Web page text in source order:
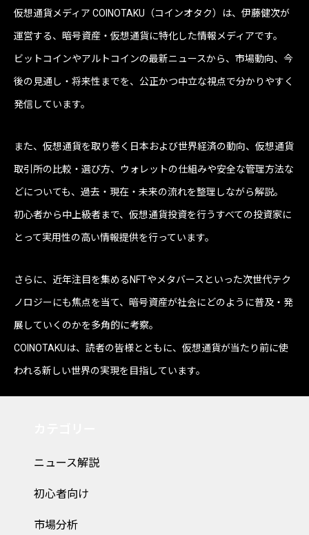
仮想通貨メディア COINOTAKU（コインオタク）は、伊藤健次が
運営する、暗号資産・仮想通貨に特化した情報メディアです。
ビットコインやアルトコインの最新ニュースから、市場動向、今
後の見通し・将来性までを、公正かつ中立な視点で分かりやすく
発信しています。
また、仮想通貨を取り巻く日本および世界経済の動向、仮想通貨
取引所の比較・選び方、ウォレットの仕組みや安全な管理方法な
どについても、過去・現在・未来の流れを整理しながら解説。
初心者から中上級者まで、仮想通貨投資を行うすべての投資家に
とって実用性の高い情報提供を行っています。
さらに、近年注目を集めるNFTやメタバースといった次世代テク
ノロジーにも焦点を当て、暗号資産が社会にどのように普及・発
展していくのかを多角的に考察。
COINOTAKUは、読者の皆様とともに、仮想通貨が当たり前に使
われる新しい世界の実現を目指しています。
ニュース解説
初心者向け
市場分析